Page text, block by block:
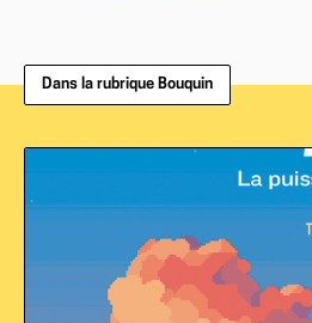
Dans la rubrique Bouquin